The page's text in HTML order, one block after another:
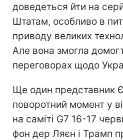
доведеться йти на
Штатам, особливо в
приводу великих
Але вона змогла
переговорах щодо
Ще один представник
поворотний момент у
на саміті G7 16-17
фон дер Ляєн і Трамп